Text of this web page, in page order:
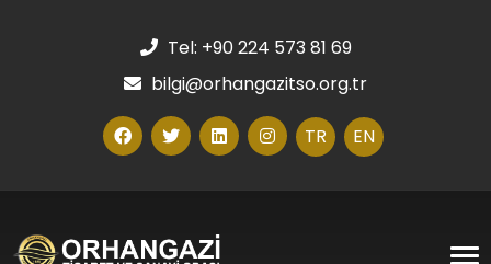
Tel: +90 224 573 81 69
bilgi@orhangazitso.org.tr
TR EN